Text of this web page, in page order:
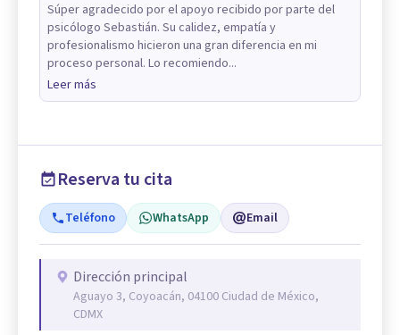
Súper agradecido por el apoyo recibido por parte del
psicólogo Sebastián. Su calidez, empatía y
profesionalismo hicieron una gran diferencia en mi
proceso personal. Lo recomiendo...
Leer más
Reserva tu cita
Teléfono WhatsApp Email
Dirección principal
Aguayo 3, Coyoacán, 04100 Ciudad de México,
CDMX